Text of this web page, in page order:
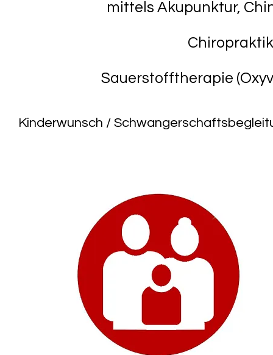
mittels Akupunktur,
Sauerstofftherapie
Kinderwunsch /